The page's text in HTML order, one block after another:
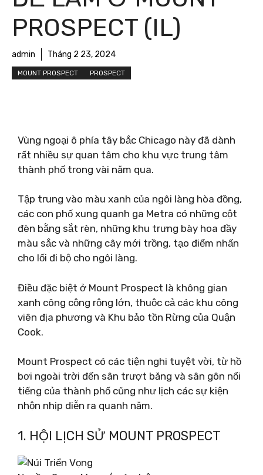
PROSPECT (IL)
admin Tháng 2 23, 2024
MOUNT PROSPECT PROSPECT
Vùng ngoại ô phía tây bắc Chicago này đã dành
rất nhiều sự quan tâm cho khu vực trung tâm
thành phố trong vài năm qua.
Tập trung vào màu xanh của ngôi làng hòa đồng,
các con phố xung quanh ga Metra có những cột
đèn bằng sắt rèn, những khu trưng bày hoa đầy
màu sắc và những cây mới trồng, tạo điểm nhấn
cho lối đi bộ cho ngôi làng.
Điều đặc biệt ở Mount Prospect là không gian
xanh công cộng rộng lớn, thuộc cả các khu công
viên địa phương và Khu bảo tồn Rừng của Quận
Cook.
Mount Prospect có các tiện nghi tuyệt vời, từ hồ
bơi ngoài trời đến sân trượt băng và sân gôn nổi
tiếng của thành phố cũng như lịch các sự kiện
nhộn nhịp diễn ra quanh năm.
1. HỘI LỊCH SỬ MOUNT PROSPECT